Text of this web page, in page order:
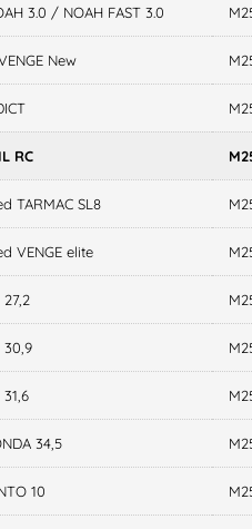
3.0 / NOAH FAST 3.0
New
RC
TARMAC SL8
VENGE elite
34,5
10